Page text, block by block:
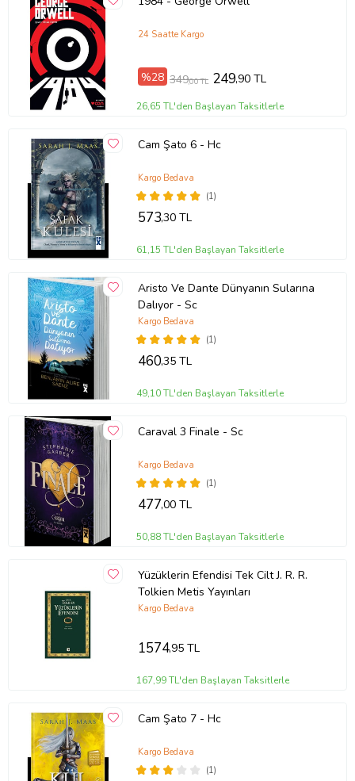
24 Saatte Kargo
%28 349,00 TL 249,90 TL
26,65 TL'den Başlayan Taksitlerle
Cam Şato 6 - Hc
(1)
Kargo Bedava
573,30 TL
61,15 TL'den Başlayan Taksitlerle
Aristo Ve Dante Dünyanın Sularına
Dalıyor - Sc
(1)
Kargo Bedava
460,35 TL
49,10 TL'den Başlayan Taksitlerle
Caraval 3 Finale - Sc
(1)
Kargo Bedava
477,00 TL
50,88 TL'den Başlayan Taksitlerle
Yüzüklerin Efendisi Tek Cilt J. R. R.
Tolkien Metis Yayınları
Kargo Bedava
1574,95 TL
167,99 TL'den Başlayan Taksitlerle
Cam Şato 7 - Hc
(1)
Kargo Bedava